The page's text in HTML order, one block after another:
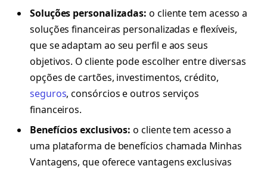
Soluções personalizadas: o cliente tem acesso a
soluções financeiras personalizadas e flexíveis,
que se adaptam ao seu perfil e aos seus
objetivos. O cliente pode escolher entre diversas
opções de cartões, investimentos, crédito,
seguros, consórcios e outros serviços
financeiros.
Benefícios exclusivos: o cliente tem acesso a
uma plataforma de benefícios chamada Minhas
Vantagens, que oferece vantagens exclusivas